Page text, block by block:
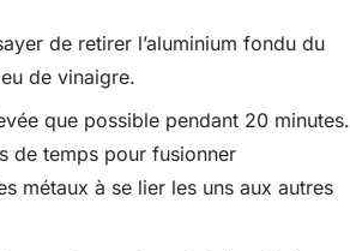
de retirer l’aluminium fondu du
de vinaigre.
que possible pendant 20 minutes.
de temps pour fusionner
métaux à se lier les uns aux autres